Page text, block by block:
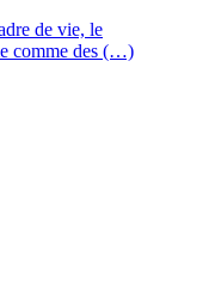
de vie, le
comme des (…)